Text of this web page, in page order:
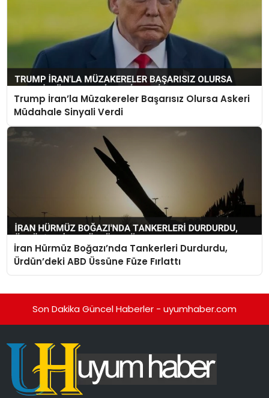
Trump İran’la Müzakereler Başarısız Olursa Askeri
Müdahale Sinyali Verdi
İran Hürmüz Boğazı’nda Tankerleri Durdurdu,
Ürdün’deki ABD Üssüne Füze Fırlattı
Son Dakika Güncel Haberler - uyumhaber.com